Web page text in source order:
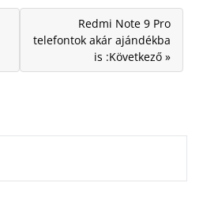
Redmi Note 9 Pro
telefontok akár ajándékba
is :Következő »